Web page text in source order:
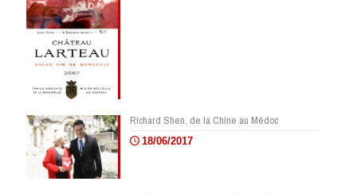
Richard Shen, de la Chine au Médoc
18/06/2017